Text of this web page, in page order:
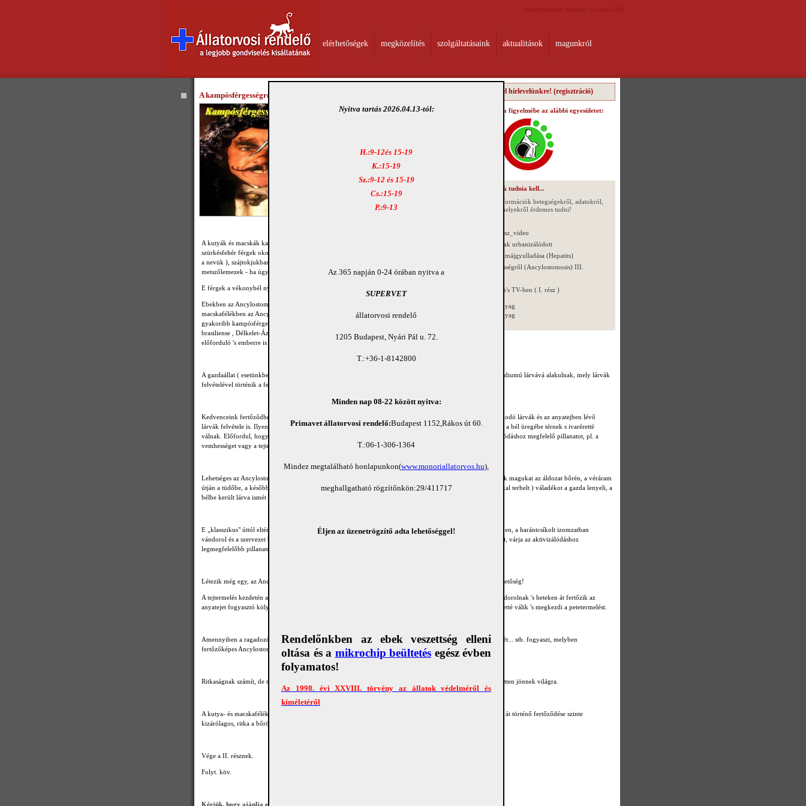
Nyitva tartás 2026.04.13-tól:
H.:9-12és 15-19
K.:15-19
Sz.:9-12 és 15-19
Cs.:15-19
P.:9-13
Az 365 napján 0-24 órában nyitva a
SUPERVET
állatorvosi rendelő
1205 Budapest, Nyári Pál u. 72.
T.:+36-1-8142800
Minden nap 08-22 között nyitva:
Primavet állatorvosi rendelő:Budapest 1152,Rákos út 60.
T.:06-1-306-1364
Mindez megtalálható honlapunkon(www.monoriallatorvos.hu),
meghallgatható rögzítőnkön:29/411717
Éljen az üzenetrögzítő adta lehetőséggel!
Rendelőnkben az ebek veszettség elleni
oltása és a mikrochip beültetés egész évben
folyamatos!
Az 1998. évi XXVIII. törvény az állatok védelméről és
kíméletéről
elérhetőségek megközelítés szolgáltatásaink aktualitások magunkról
Iratkozzon fel hírlevelünkre! (regisztráció)
Rendelőnk ajánlja figyelmébe az alábbi egyesületet:
Amit egy gazdinak tudnia kell...
... véletlenszerű információk betegségekről, adatokról,
érdekességekről, melyekről érdemes tudni!
Bolhásság II. rész_video
Nem veszett, csak urbanizálódott
Kutyák fertőző májgyulladása (Hepatits)
A kampósférgességről (Ancylostomosis) III.
Interjú a Wiliam's TV-ben ( I. rész )
Összes írásos anyag
Összes videó anyag
A kampósférgességről (Ancylostomosis) II. rész
( ancylostomosis,
uncinariosis)
II. rész
A kutyák és macskák kampósférgességét 0.5-1.8 cm hosszú, merev testtartású,
szürkésfehér férgek okozzák, melyeknek feji vége kampószerűen görbült ( erre utal
a nevük ), szájtokjukban a megkapaszkodást segítendő párosan helyeződő
metszőlemezek - ha úgy tetszik - fogak találhatóak.
E férgek a vékonybél nyálkahártyájához tapadva élősködnek.
Ebekben az Ancylostoma caninum és az Uncinaria stenocephala , míg
macskafélékben az Ancylostoma tubaeforme és az Uncinaria stenocephala a
gyakoribb kampósférgek Európában, míg a trópusi területeken az Ancylostoma
brasiliense , Délkelet-Ázsiában pedig az Ancylostoma ceylanicum gyakran
előforduló 's emberre is veszélyt jelentő fajok.
A gazdaállat ( esetünkben eb vagy macska) bélsarával ürülő peték a talajon néhány nap alatt un. harmadik stádiumú lárvává alakulnak, mely lárvák
felvételével történik a fertőződés.
Kedvenceink fertőződhetnek Ancylostoma lárvák szájon át történő felvételével, ez lehet a külvilágban tartózkodó lárvák és az anyatejben lévő
lárvák felvétele is. Ilyen esetekben a lárvák a bélnyálkahártya mirigyeibe hatolnak 's ott ismét vedlenek, majd a bél üregébe térnek s ivaréretté
válnak. Előfordul, hogy a lárvák un. alvó állapotba kerülnek, fejlődésüket megszakítják 's várják az aktivizálódáshoz megfelelő pillanatot, pl. a
vemhességet vagy a tejtermelés indulását.
Lehetséges az Ancylostoma lárvákkal való fertőződés a sértetlen bőrön át, amikor a lárvák egyszerűen átfúrják magukat az áldozat bőrén, a véráram
útján a tüdőbe, a későbbiekben a légcsövön keresztül a gége-garat környékére jutnak, a felköhögött ( lárvákkal terhelt ) váladékot a gazda lenyeli, a
bélbe került lárva ismét vedlik, ivaréretté válik 's hamarosan megkezdi a peték termelését.
E „klasszikus" úttól eltérően a lárvák egy része egy speciális vándorlásba kezd, a bőr alatti kötő-és zsírszövetben, a harántcsíkolt izomzatban
vándorol és a szervezet bármely pontjára eljuthat, e szövetekben tartósan nyugalmi állapotba kerül ( „alszik" ), várja az aktivizálódáshoz
legmegfelelőbb pillanatot.
Létezik még egy, az Ancylostomák fennmaradása szempontjából rendkívüli jelentőséggel bíró fertőződési lehetőség!
A tejtermelés kezdetén a szövetekben eladdig nyugvó állapotban szundikáló lárvák a szuka tejmirigyeibe vándorolnak 's heteken át fertőzik az
anyatejet fogyasztó kölyköket, miközben az ébredő lárvák egy része eljut a szuka vékonybelébe is, ott ivaréretté válik 's megkezdi a petetermelést.
Amennyiben a ragadozó (kutya, macska) olyan zsákmányállatot, pl. egeret, pockot, cickányt, hörcsögöt, ürgét... stb. fogyaszt, melyben
fertőzőképes Ancylostoma lárvák találhatóak a ragadozó szájon át fertőződhet.
Ritkaságnak számít, de néha előfordul, hogy a kölykök a méhen belül fertőződnek kampósférgekkel, fertőzötten jönnek világra.
A kutya- és macskafélékben előforduló Uncinaria stenocephala nevű kampósférgek esetében a gazdák szájon át történő fertőződése szinte
kizárólagos, ritka a bőrön át, az anyatej felvételével történő vagy a méhen belüli fertőződés.
Vége a II. résznek.
Folyt. köv.
Kérjük, hogy ajánlja ezt a lapot és a hírlevél lehetőségét Ismerőseinek!